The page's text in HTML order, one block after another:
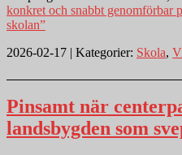
konkret och snabbt genomförbar
skolan”
2026-02-17 | Kategorier: Skola,
Pinsamt när
landsbygden som